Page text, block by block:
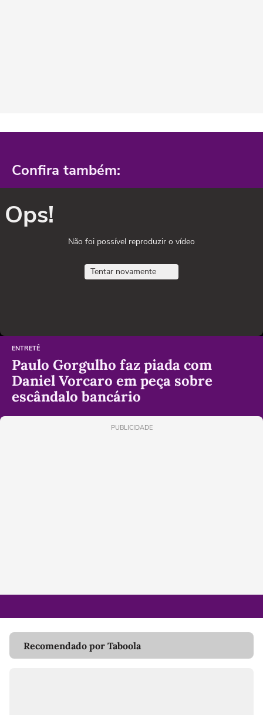
Confira também:
Ops!
Não foi possível reproduzir o vídeo
Tentar novamente
ENTRETÊ
Paulo Gorgulho faz piada com
Daniel Vorcaro em peça sobre
escândalo bancário
PUBLICIDADE
Recomendado por Taboola